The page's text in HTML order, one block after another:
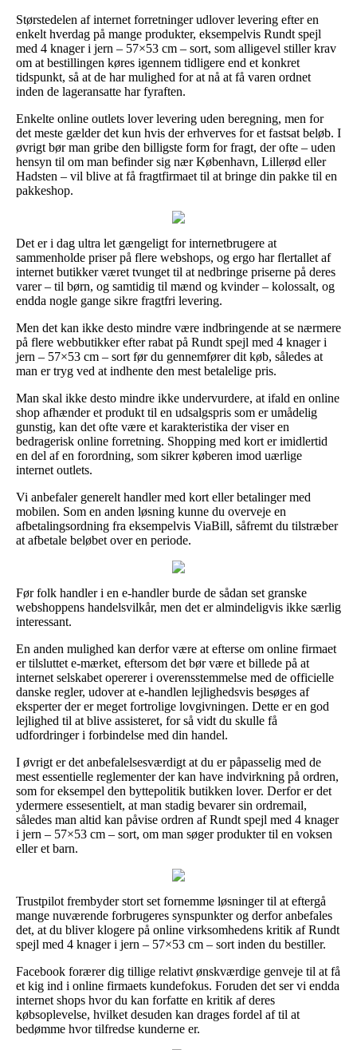
Størstedelen af internet forretninger udlover levering efter en
enkelt hverdag på mange produkter, eksempelvis Rundt spejl
med 4 knager i jern – 57×53 cm – sort, som alligevel stiller krav
om at bestillingen køres igennem tidligere end et konkret
tidspunkt, så at de har mulighed for at nå at få varen ordnet
inden de lageransatte har fyraften.
Enkelte online outlets lover levering uden beregning, men for
det meste gælder det kun hvis der erhverves for et fastsat beløb. I
øvrigt bør man gribe den billigste form for fragt, der ofte – uden
hensyn til om man befinder sig nær København, Lillerød eller
Hadsten – vil blive at få fragtfirmaet til at bringe din pakke til en
pakkeshop.
Det er i dag ultra let gængeligt for internetbrugere at
sammenholde priser på flere webshops, og ergo har flertallet af
internet butikker været tvunget til at nedbringe priserne på deres
varer – til børn, og samtidig til mænd og kvinder – kolossalt, og
endda nogle gange sikre fragtfri levering.
Men det kan ikke desto mindre være indbringende at se nærmere
på flere webbutikker efter rabat på Rundt spejl med 4 knager i
jern – 57×53 cm – sort før du gennemfører dit køb, således at
man er tryg ved at indhente den mest betalelige pris.
Man skal ikke desto mindre ikke undervurdere, at ifald en online
shop afhænder et produkt til en udsalgspris som er umådelig
gunstig, kan det ofte være et karakteristika der viser en
bedragerisk online forretning. Shopping med kort er imidlertid
en del af en forordning, som sikrer køberen imod uærlige
internet outlets.
Vi anbefaler generelt handler med kort eller betalinger med
mobilen. Som en anden løsning kunne du overveje en
afbetalingsordning fra eksempelvis ViaBill, såfremt du tilstræber
at afbetale beløbet over en periode.
Før folk handler i en e-handler burde de sådan set granske
webshoppens handelsvilkår, men det er almindeligvis ikke særlig
interessant.
En anden mulighed kan derfor være at efterse om online firmaet
er tilsluttet e-mærket, eftersom det bør være et billede på at
internet selskabet opererer i overensstemmelse med de officielle
danske regler, udover at e-handlen lejlighedsvis besøges af
eksperter der er meget fortrolige lovgivningen. Dette er en god
lejlighed til at blive assisteret, for så vidt du skulle få
udfordringer i forbindelse med din handel.
I øvrigt er det anbefalelsesværdigt at du er påpasselig med de
mest essentielle reglementer der kan have indvirkning på ordren,
som for eksempel den byttepolitik butikken lover. Derfor er det
ydermere essesentielt, at man stadig bevarer sin ordremail,
således man altid kan påvise ordren af Rundt spejl med 4 knager
i jern – 57×53 cm – sort, om man søger produkter til en voksen
eller et barn.
Trustpilot frembyder stort set fornemme løsninger til at eftergå
mange nuværende forbrugeres synspunkter og derfor anbefales
det, at du bliver klogere på online virksomhedens kritik af Rundt
spejl med 4 knager i jern – 57×53 cm – sort inden du bestiller.
Facebook forærer dig tillige relativt ønskværdige genveje til at få
et kig ind i online firmaets kundefokus. Foruden det ser vi endda
internet shops hvor du kan forfatte en kritik af deres
købsoplevelse, hvilket desuden kan drages fordel af til at
bedømme hvor tilfredse kunderne er.